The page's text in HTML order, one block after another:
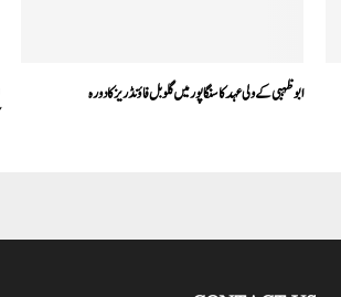
ابوظہبی کے ولی عہد کا سنگاپور میں گلوبل فاؤنڈریز کا دورہ